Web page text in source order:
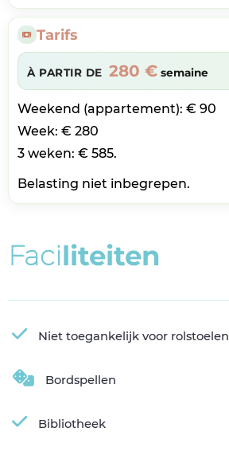
Tarifs
À PARTIR DE 280 € semaine
Weekend (appartement): € 90
Week: € 280
3 weken: € 585.
Belasting niet inbegrepen.
Faciliteiten
Niet toegankelijk voor rolstoelen
Bordspellen
Bibliotheek